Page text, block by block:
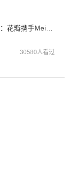
30580人看过